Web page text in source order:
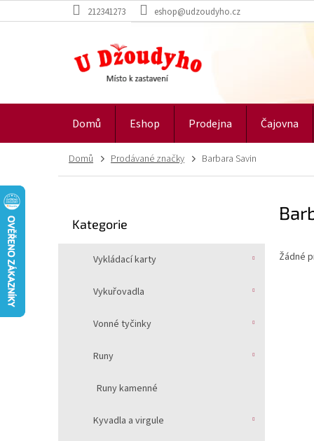
na
212341273 eshop@udzoudyho.cz
Domů Eshop Prodejna Čajovna
Domů Prodávané značky Barbara Savin
Přeskočit
kategorie
Kategorie
Vykládací karty
Vykuřovadla
Vonné tyčinky
Runy
Runy kamenné
Kyvadla a virgule
Žádné